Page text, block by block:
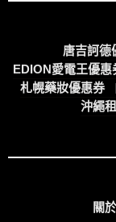
唐吉訶德
EDION愛電王優惠
札幌藥妝優惠券
沖繩
關